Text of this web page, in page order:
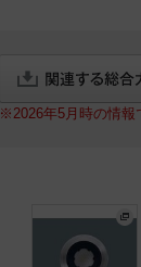
※2026年5月時の情報